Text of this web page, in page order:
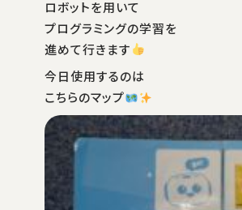
ロボットを用いて
プログラミングの学習を
進めて行きます
今日使用するのは
こちらのマップ